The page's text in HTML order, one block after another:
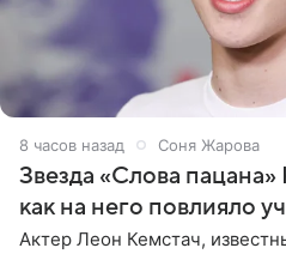
8 часов назад Соня Жарова
Звезда «Слова пацана»
как на него повлияло
Актер Леон Кемстач,